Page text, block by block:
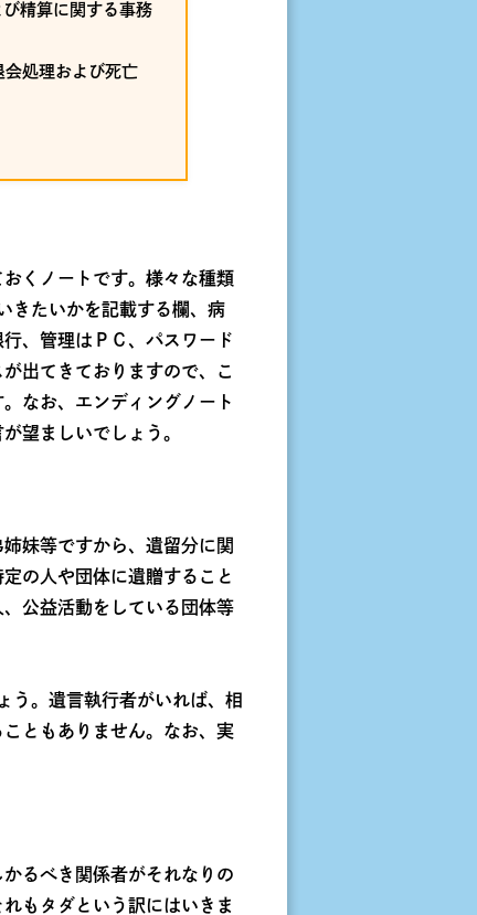
精算に関する事務
処理および死亡
くノートです。様々な種類
きたいかを記載する欄、病
、管理はＰＣ、パスワード
出てきておりますので、こ
なお、エンディングノート
望ましいでしょう。
妹等ですから、遺留分に関
の人や団体に遺贈すること
公益活動をしている団体等
う。遺言執行者がいれば、相
ともありません。なお、実
るべき関係者がそれなりの
もタダという訳にはいきま